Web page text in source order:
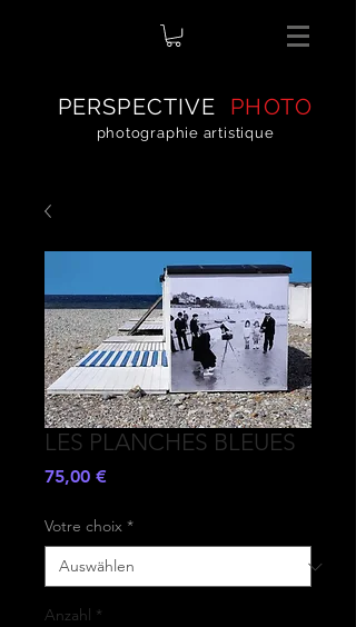
PERSPECTIVE PHOTO
photographie artistique
LES PLANCHES BLEUES
75,00 €Preis
Votre choix *
Anzahl *